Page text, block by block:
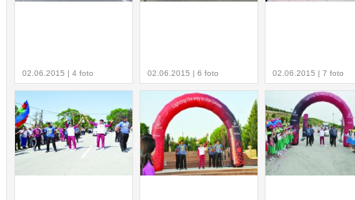
02.06.2015 | 4 foto 02.06.2015 | 6 foto 02.06.2015 | 7 foto